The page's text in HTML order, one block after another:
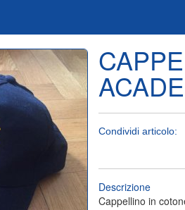
Condividi articolo:
Descrizione
Cappellino in